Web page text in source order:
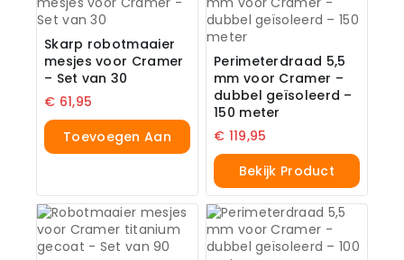
Skarp robotmaaier
mesjes voor Cramer
– Set van 30
€ 61,95
Toevoegen Aan
Perimeterdraad 5,5
mm voor Cramer –
dubbel geïsoleerd –
150 meter
€ 119,95
Bekijk Product